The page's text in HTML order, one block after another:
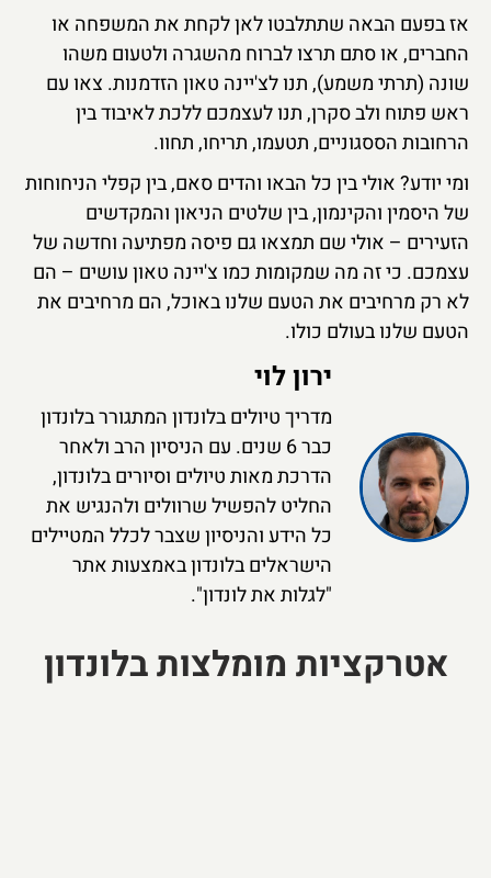
אז בפעם הבאה שתתלבטו לאן לקחת את המשפחה או
החברים, או סתם תרצו לברוח מהשגרה ולטעום משהו
שונה (תרתי משמע), תנו לצ'יינה טאון הזדמנות. צאו עם
ראש פתוח ולב סקרן, תנו לעצמכם ללכת לאיבוד בין
הרחובות הססגוניים, תטעמו, תריחו, תחוו.
ומי יודע? אולי בין כל הבאו והדים סאם, בין קפלי הניחוחות
של היסמין והקינמון, בין שלטים הניאון והמקדשים
הזעירים – אולי שם תמצאו גם פיסה מפתיעה וחדשה של
עצמכם. כי זה מה שמקומות כמו צ'יינה טאון עושים – הם
לא רק מרחיבים את הטעם שלנו באוכל, הם מרחיבים את
הטעם שלנו בעולם כולו.
ירון לוי
מדריך טיולים בלונדון המתגורר בלונדון
כבר 6 שנים. עם הניסיון הרב ולאחר
הדרכת מאות טיולים וסיורים בלונדון,
החליט להפשיל שרוולים ולהנגיש את
כל הידע והניסיון שצבר לכלל המטיילים
הישראלים בלונדון באמצעות אתר
"לגלות את לונדון".
אטרקציות מומלצות בלונדון